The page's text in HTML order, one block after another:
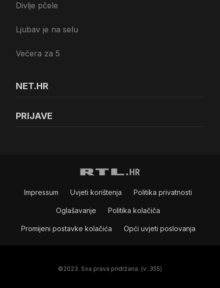
Divlje pčele
Ljubav je na selu
Večera za 5
NET.HR
PRIJAVE
Impressum Uvjeti korištenja Politika privatnosti
Oglašavanje Politika kolačiča
Promijeni postavke kolačića Opći uvjeti poslovanja
©2023. Sva prava pridržana. (v: 355)